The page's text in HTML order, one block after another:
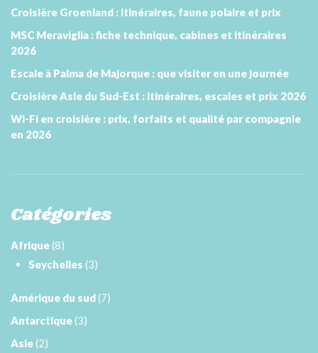
Croisière Groenland : itinéraires, faune polaire et prix
MSC Meraviglia : fiche technique, cabines et itinéraires
2026
Escale à Palma de Majorque : que visiter en une journée
Croisière Asie du Sud-Est : itinéraires, escales et prix 2026
Wi-Fi en croisière : prix, forfaits et qualité par compagnie
en 2026
Catégories
Afrique(8)
Seychelles (3)
Amérique du sud(7)
Antarctique(3)
Asie(2)